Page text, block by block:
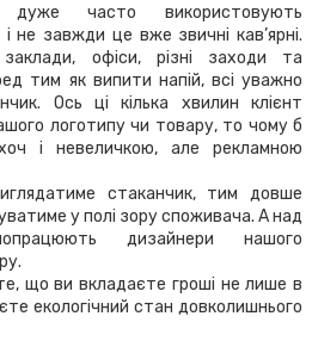
дуже часто використовують
не завжди це вже звичні кав’ярні.
офіси, різні заходи та
тим як випити напій, всі уважно
Ось ці кілька хвилин клієнт
логотипу чи товару, то чому б
і невеличкою, але рекламною
стаканчик, тим довше
у полі зору споживача. А над
дизайнери нашого
що ви вкладаєте гроші не лише в
екологічний стан довколишнього